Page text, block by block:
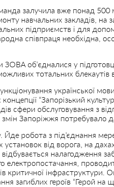
залучила вже понад 500
навчальних закладів, на
підприємств і для
співпраця необхідна,
ЗОВА обʼєдналися у
тотальних блекаутів
української
“Запорізький
сфери обслуговування з
Запоріжжя потребувало
робота з під’єднання
від ворога, на
налагодження
електропостачання,
критичної інфраструктури.
загиблих героїв “Герой на